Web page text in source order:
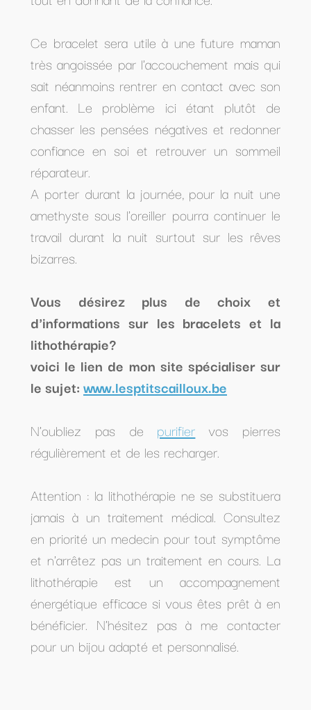
Ce bracelet sera utile à une future maman
très angoissée par l'accouchement mais qui
sait néanmoins rentrer en contact avec son
enfant. Le problème ici étant plutôt de
chasser les pensées négatives et redonner
confiance en soi et retrouver un sommeil
réparateur.
A porter durant la journée, pour la nuit une
amethyste sous l'oreiller pourra continuer le
travail durant la nuit surtout sur les rêves
bizarres.
Vous désirez plus de choix et
d'informations sur les bracelets et la
lithothérapie?
voici le lien de mon site spécialiser sur
le sujet:www.lesptitscailloux.be
N'oubliez pas de purifier vos pierres
régulièrement et de les recharger.
Attention : la lithothérapie ne se substituera
jamais à un traitement médical. Consultez
en priorité un medecin pour tout symptôme
et n'arrêtez pas un traitement en cours. La
lithothérapie est un accompagnement
énergétique efficace si vous êtes prêt à en
bénéficier. N'hésitez pas à me contacter
pour un bijou adapté et personnalisé.